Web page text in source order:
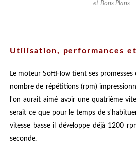
et Bons Plans
Utilisation, performances et
Le moteur SoftFlow tient ses promesses
nombre de répétitions (rpm)
l'on aurait aimé avoir une quatrième
serait ce que pour le temps de
vitesse basse il développe déjà 1200
seconde.